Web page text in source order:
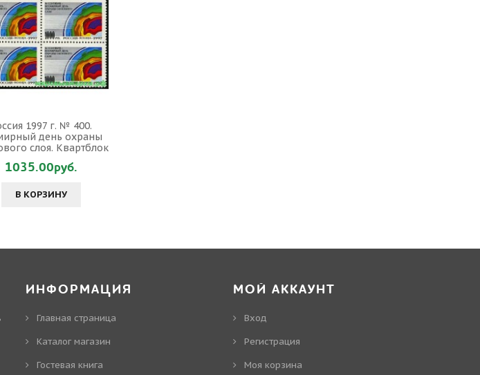
1997 г. № 400.
день охраны
слоя. Квартблок
1035.00руб.
В КОРЗИНУ
ИНФОРМАЦИЯ
Главная страница
Каталог магазин
Гостевая книга
МОЙ АККАУНТ
Вход
Регистрация
Моя корзина